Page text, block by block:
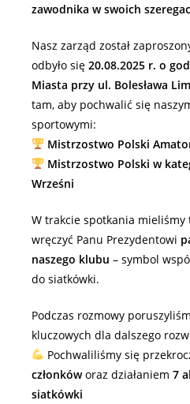
zawodnika w swoich
Nasz zarząd został
odbyło się 20.08.2025 r. o
Miasta przy ul. Bolesława
tam, aby pochwalić się
sportowymi:
Mistrzostwo Polski
Mistrzostwo Polski w
Wrześni
W trakcie spotkania mieliśmy
wręczyć Panu Prezydentowi
naszego klubu – symbol
do siatkówki.
Podczas rozmowy
kluczowych dla dalszego
Pochwaliliśmy się
członkóworaz działaniem 7
siatkówki